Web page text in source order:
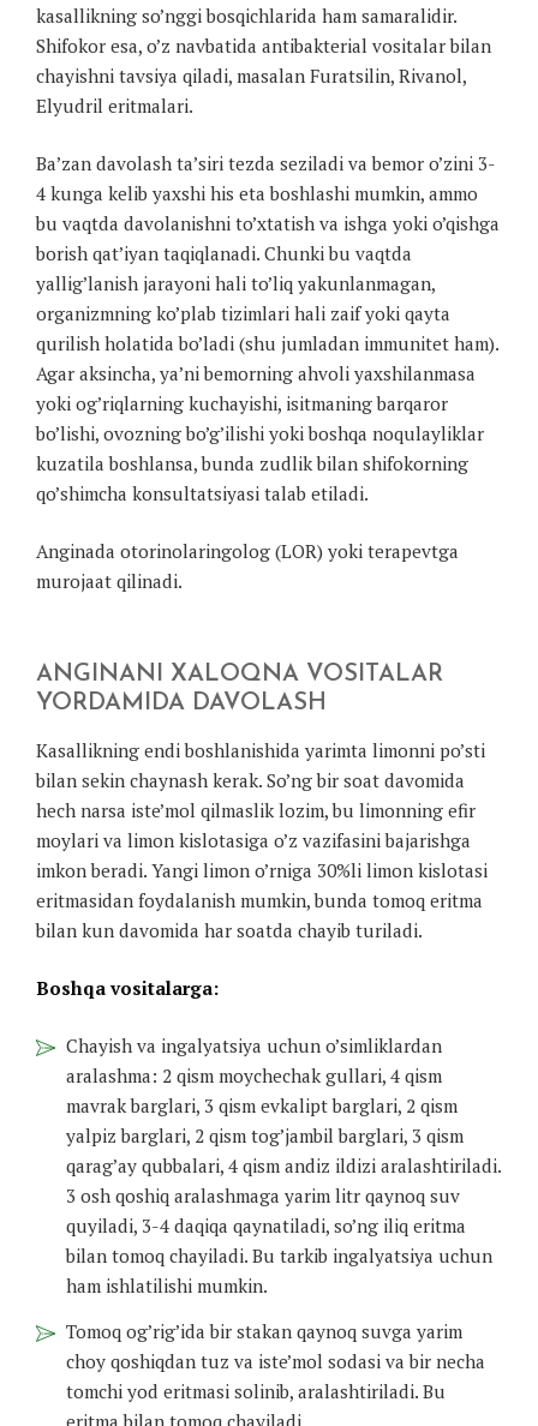
kasallikning so’nggi bosqichlarida ham samaralidir.
Shifokor esa, o’z navbatida antibakterial vositalar bilan
chayishni tavsiya qiladi, masalan Furatsilin, Rivanol,
Elyudril eritmalari.
Ba’zan davolash ta’siri tezda seziladi va bemor o’zini 3-
4 kunga kelib yaxshi his eta boshlashi mumkin, ammo
bu vaqtda davolanishni to’xtatish va ishga yoki o’qishga
borish qat’iyan taqiqlanadi. Chunki bu vaqtda
yallig’lanish jarayoni hali to’liq yakunlanmagan,
organizmning ko’plab tizimlari hali zaif yoki qayta
qurilish holatida bo’ladi (shu jumladan immunitet ham).
Agar aksincha, ya’ni bemorning ahvoli yaxshilanmasa
yoki og’riqlarning kuchayishi, isitmaning barqaror
bo’lishi, ovozning bo’g’ilishi yoki boshqa noqulayliklar
kuzatila boshlansa, bunda zudlik bilan shifokorning
qo’shimcha konsultatsiyasi talab etiladi.
Anginada otorinolaringolog (LOR) yoki terapevtga
murojaat qilinadi.
ANGINANI XALOQNA VOSITALAR
YORDAMIDA DAVOLASH
Kasallikning endi boshlanishida yarimta limonni po’sti
bilan sekin chaynash kerak. So’ng bir soat davomida
hech narsa iste’mol qilmaslik lozim, bu limonning efir
moylari va limon kislotasiga o’z vazifasini bajarishga
imkon beradi. Yangi limon o’rniga 30%li limon kislotasi
eritmasidan foydalanish mumkin, bunda tomoq eritma
bilan kun davomida har soatda chayib turiladi.
Boshqa vositalarga:
Chayish va ingalyatsiya uchun o’simliklardan
aralashma: 2 qism moychechak gullari, 4 qism
mavrak barglari, 3 qism evkalipt barglari, 2 qism
yalpiz barglari, 2 qism tog’jambil barglari, 3 qism
qarag’ay qubbalari, 4 qism andiz ildizi aralashtiriladi.
3 osh qoshiq aralashmaga yarim litr qaynoq suv
quyiladi, 3-4 daqiqa qaynatiladi, so’ng iliq eritma
bilan tomoq chayiladi. Bu tarkib ingalyatsiya uchun
ham ishlatilishi mumkin.
Tomoq og’rig’ida bir stakan qaynoq suvga yarim
choy qoshiqdan tuz va iste’mol sodasi va bir necha
tomchi yod eritmasi solinib, aralashtiriladi. Bu
eritma bilan tomoq chayiladi.